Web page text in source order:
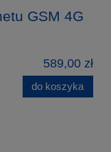
GSM 4G
589,00 zł
do koszyka